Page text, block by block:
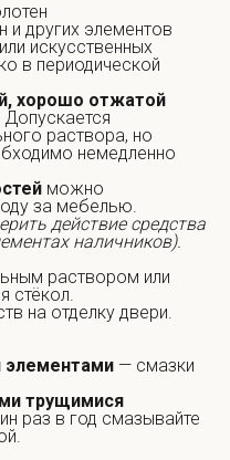
и других элементов
искусственных
в периодической
хорошо отжатой
Допускается
раствора, но
немедленно
можно
за мебелью.
действие средства
наличников).
раствором или
стёкол.
на отделку двери.
элементами — смазки
трущимися
раз в год смазывайте